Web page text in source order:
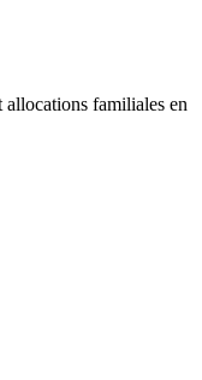
familiales en